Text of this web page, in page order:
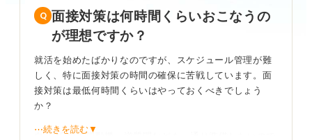
面接対策は何時間くらいおこなうの
が理想ですか？
就活を始めたばかりなのですが、スケジュール管理が難
しく、特に面接対策の時間の確保に苦戦しています。面
接対策は最低何時間くらいはやっておくべきでしょう
か？
自己PRや志望動機、逆質問なども一通り準備したいので
⋯続きを読む▼